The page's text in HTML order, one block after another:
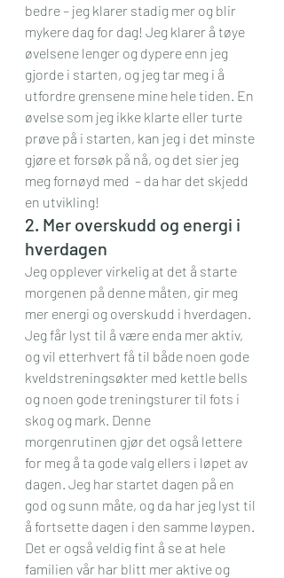
bedre – jeg klarer stadig mer og blir
mykere dag for dag! Jeg klarer å tøye
øvelsene lenger og dypere enn jeg
gjorde i starten, og jeg tar meg i å
utfordre grensene mine hele tiden. En
øvelse som jeg ikke klarte eller turte
prøve på i starten, kan jeg i det minste
gjøre et forsøk på nå, og det sier jeg
meg fornøyd med  – da har det skjedd
en utvikling!
2. Mer overskudd og energi i
hverdagen
Jeg opplever virkelig at det å starte
morgenen på denne måten, gir meg
mer energi og overskudd i hverdagen.
Jeg får lyst til å være enda mer aktiv,
og vil etterhvert få til både noen gode
kveldstreningsøkter med kettle bells
og noen gode treningsturer til fots i
skog og mark. Denne
morgenrutinen gjør det også lettere
for meg å ta gode valg ellers i løpet av
dagen. Jeg har startet dagen på en
god og sunn måte, og da har jeg lyst til
å fortsette dagen i den samme løypen.
Det er også veldig fint å se at hele
familien vår har blitt mer aktive og